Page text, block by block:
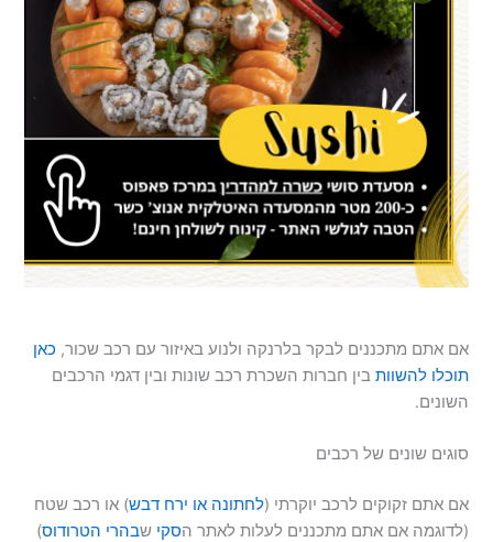
אם אתם מתכננים לבקר בלרנקה ולנוע באיזור עם רכב שכור, כאן
תוכלו להשוות בין חברות השכרת רכב שונות ובין דגמי הרכבים
השונים.
סוגים שונים של רכבים
אם אתם זקוקים לרכב יוקרתי (לחתונה או ירח דבש) או רכב שטח
(לדוגמה אם אתם מתכננים לעלות לאתר הסקי שבהרי הטרודוס)